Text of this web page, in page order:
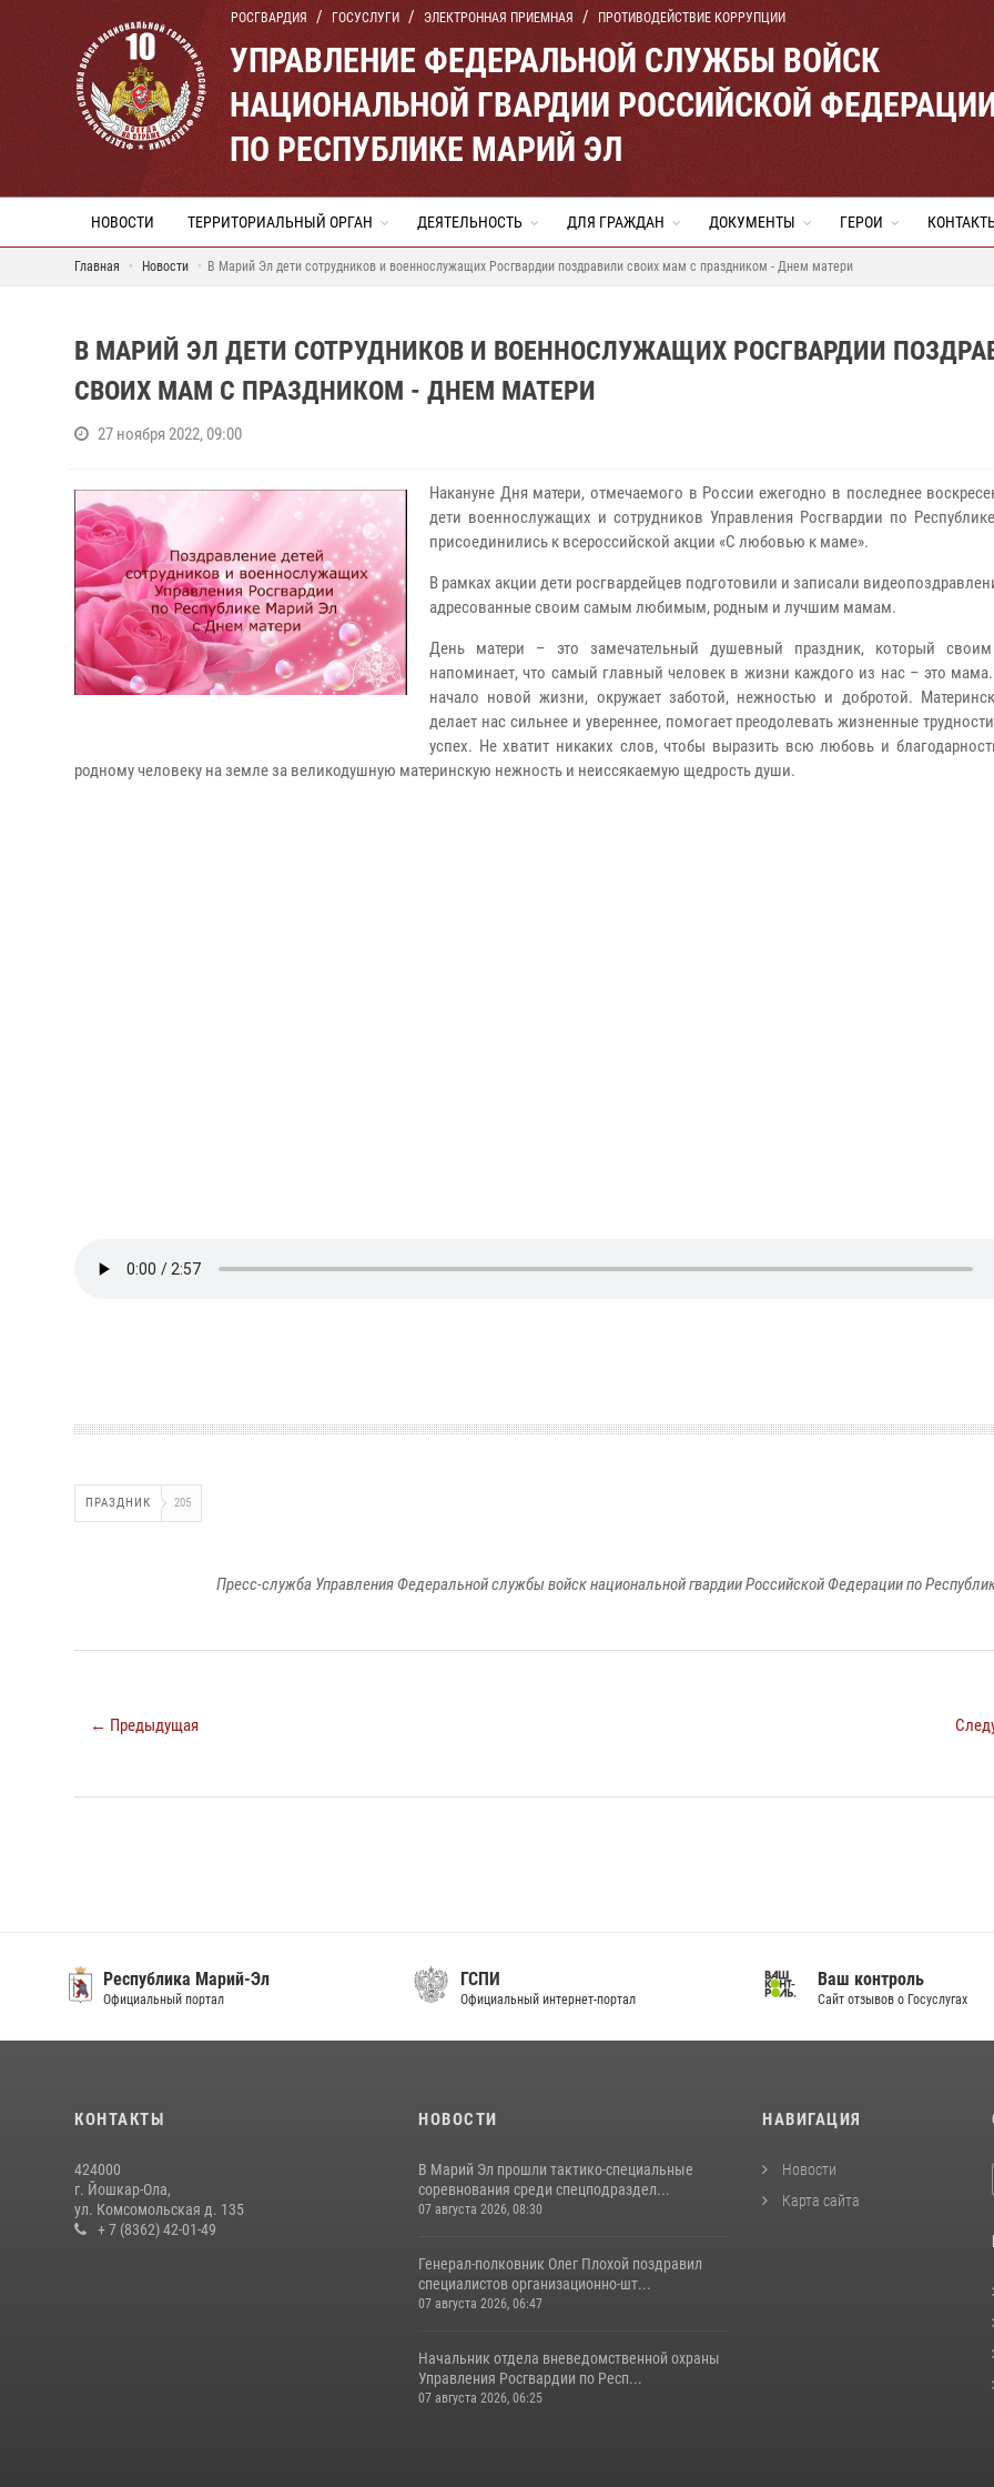
РОСГВАРДИЯ ГОСУСЛУГИ ЭЛЕКТРОННАЯ ПРИЕМНАЯ ПРОТИВОДЕЙСТВИЕ КОРРУПЦИИ
УПРАВЛЕНИЕ ФЕДЕРАЛЬНОЙ СЛУЖБЫ ВОЙСК
НАЦИОНАЛЬНОЙ ГВАРДИИ РОССИЙСКОЙ
ПО РЕСПУБЛИКЕ МАРИЙ ЭЛ
НОВОСТИ ТЕРРИТОРИАЛЬНЫЙ ОРГАН ДЕЯТЕЛЬНОСТЬ ДЛЯ ГРАЖДАН ДОКУМЕНТЫ ГЕРОИ
Главная Новости В Марий Эл дети сотрудников и военнослужащих Росгвардии поздравили своих мам с праздником - Днем матери
В МАРИЙ ЭЛ ДЕТИ СОТРУДНИКОВ И ВОЕННОСЛУЖАЩИХ РОСГВАРДИИ
СВОИХ МАМ С ПРАЗДНИКОМ - ДНЕМ МАТЕРИ
27 ноября 2022, 09:00
Накануне Дня матери, отмечаемого в России ежегодно в последнее
дети военнослужащих и сотрудников Управления Росгвардии по
присоединились к всероссийской акции «С любовью к маме».
В рамках акции дети росгвардейцев подготовили и записали
адресованные своим самым любимым, родным и лучшим мамам.
День матери – это замечательный душевный праздник, который
напоминает, что самый главный человек в жизни каждого из нас – это
начало новой жизни, окружает заботой, нежностью и добротой.
делает нас сильнее и увереннее, помогает преодолевать жизненные
успех. Не хватит никаких слов, чтобы выразить всю любовь и
родному человеку на земле за великодушную материнскую нежность и неиссякаемую щедрость души.
ПРАЗДНИК 205
Пресс-служба Управления Федеральной службы войск национальной гвардии Российской Федерации по
← Предыдущая
Республика Марий-Эл
Официальный портал
ГСПИ
Официальный интернет-портал
Ваш контроль
Сайт отзывов о Госуслугах
КОНТАКТЫ
424000
г. Йошкар-Ола,
ул. Комсомольская д. 135
+ 7 (8362) 42-01-49
НОВОСТИ
В Марий Эл прошли тактико-специальные
соревнования среди спецподраздел...
07 августа 2026, 08:30
Генерал-полковник Олег Плохой поздравил
специалистов организационно-шт...
07 августа 2026, 06:47
Начальник отдела вневедомственной охраны
Управления Росгвардии по Респ...
07 августа 2026, 06:25
НАВИГАЦИЯ
Новости
Карта сайта